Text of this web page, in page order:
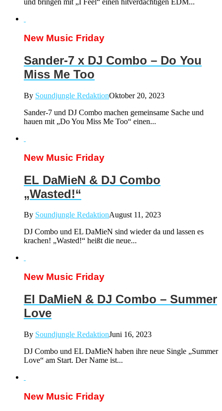
und bringen mit „I Feel“ einen hitverdächtigen EDM...
New Music Friday
Sander-7 x DJ Combo – Do You
Miss Me Too
By Soundjungle RedaktionOktober 20, 2023
Sander-7 und DJ Combo machen gemeinsame Sache und
hauen mit „Do You Miss Me Too“ einen...
New Music Friday
EL DaMieN & DJ Combo
„Wasted!“
By Soundjungle RedaktionAugust 11, 2023
DJ Combo und EL DaMieN sind wieder da und lassen es
krachen! „Wasted!“ heißt die neue...
New Music Friday
El DaMieN & DJ Combo – Summer
Love
By Soundjungle RedaktionJuni 16, 2023
DJ Combo und EL DaMieN haben ihre neue Single „Summer
Love“ am Start. Der Name ist...
New Music Friday